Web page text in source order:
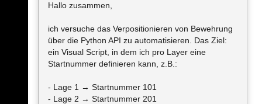
Hallo zusammen,
ich versuche das Verpositionieren von Bewehrung
über die Python API zu automatisieren. Das Ziel:
ein Visual Script, in dem ich pro Layer eine
Startnummer definieren kann, z.B.:
- Lage 1 → Startnummer 101
- Lage 2 → Startnummer 201